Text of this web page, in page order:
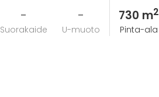
-
Suorakaide
-
U-muoto
730 m2
Pinta-ala